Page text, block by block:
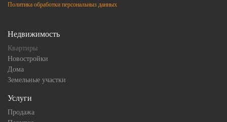
Политика обработки персональныз данных
Недвижимость
Квартиры
Новостройки
Дома
Земельные участки
Услуги
Продажа